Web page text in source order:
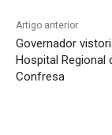
Artigo anterior
Governador
Hospital Regional
Confresa